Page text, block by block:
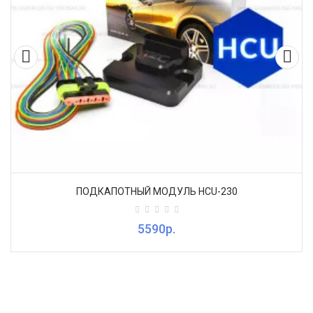
Функционал иммобилайзера в Slave-сигнализации
Призрак 710
В систему Призрак 710 встроениммобилайзер
, который не
позволит запустить двигатель и начать движение при
отсутствии ввода PIN-кода. Индивидуальный код является
комбинацией из 4 разных чисел (разрядность от 1 до 4) и
Если код не введен, или введен не верно – двигатель
ПОДКАПОТНЫЙ МОДУЛЬ HCU-230
5590р.